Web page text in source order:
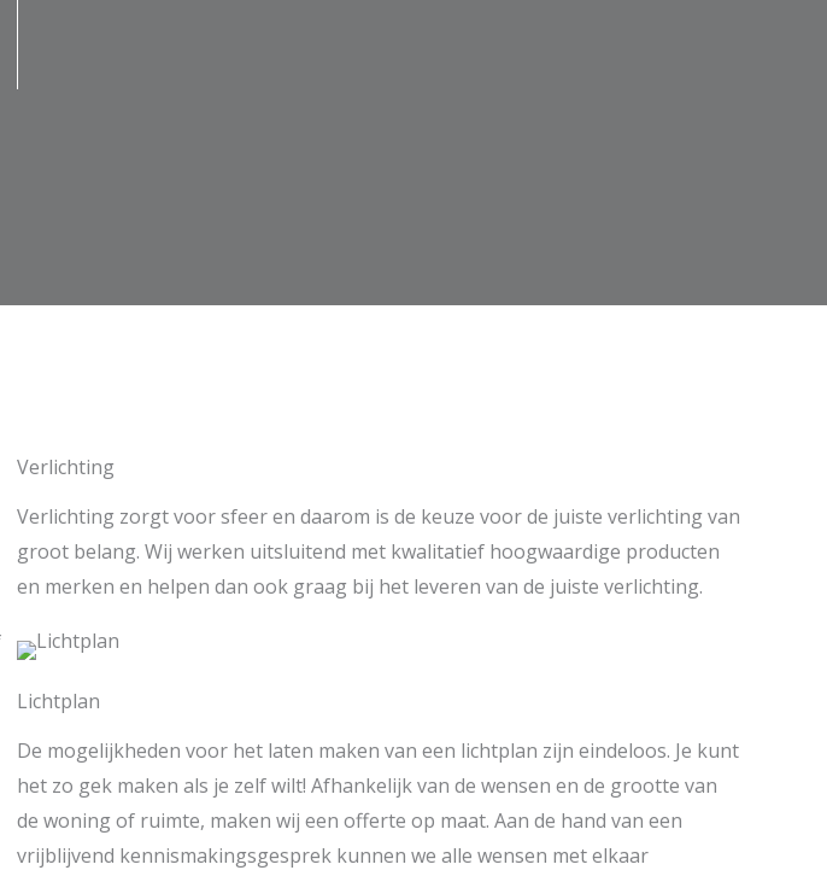
Verlichting
Verlichting zorgt voor sfeer en daarom is de keuze voor de juiste verlichting van
groot belang. Wij werken uitsluitend met kwalitatief hoogwaardige producten
en merken en helpen dan ook graag bij het leveren van de juiste verlichting.
Lichtplan
De mogelijkheden voor het laten maken van een lichtplan zijn eindeloos. Je kunt
het zo gek maken als je zelf wilt! Afhankelijk van de wensen en de grootte van
de woning of ruimte, maken wij een offerte op maat. Aan de hand van een
vrijblijvend kennismakingsgesprek kunnen we alle wensen met elkaar